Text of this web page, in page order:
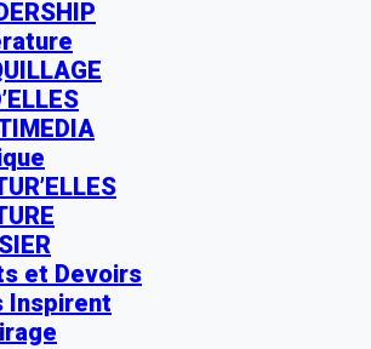
et Devoirs
Inspirent